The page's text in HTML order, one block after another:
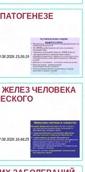
08 2026 15:26:19
ЧЕЛОВЕКА
08 2026 16:44:25